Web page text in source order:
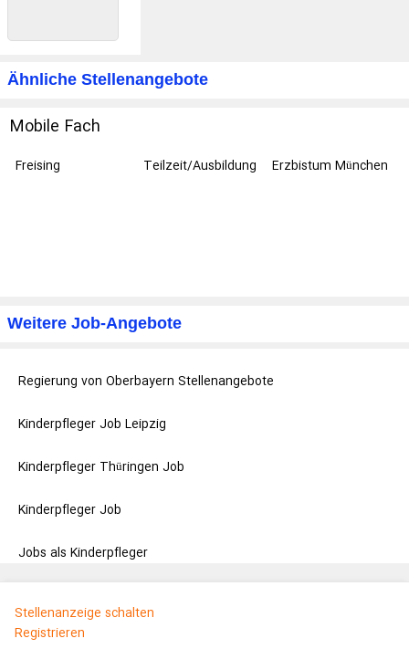
Ähnliche Stellenangebote
Mobile Fach
Freising Teilzeit/Ausbildung
Erzbistum München
Weitere Job-Angebote
Regierung von Oberbayern Stellenangebote
Kinderpfleger Job Leipzig
Kinderpfleger Thüringen Job
Kinderpfleger Job
Jobs als Kinderpfleger
Stellenanzeige schalten
Registrieren